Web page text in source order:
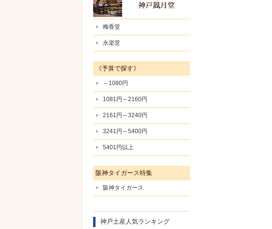
梅香堂
永楽堂
《予算で探す》
～1080円
1081円～2160円
2161円～3240円
3241円～5400円
5401円以上
阪神タイガース特集
阪神タイガース
神戸土産人気ランキング